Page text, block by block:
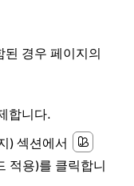
된 경우 페이지의
합니다.
) 섹션에서
적용)를 클릭합니